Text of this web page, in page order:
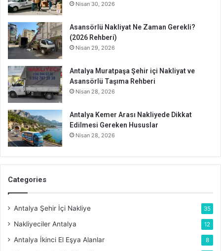
Nisan 30, 2026
Asansörlü Nakliyat Ne Zaman Gerekli?
(2026 Rehberi)
Nisan 29, 2026
Antalya Muratpaşa Şehir içi Nakliyat ve
Asansörlü Taşıma Rehberi
Nisan 28, 2026
Antalya Kemer Arası Nakliyede Dikkat
Edilmesi Gereken Hususlar
Nisan 28, 2026
Categories
Antalya Şehir İçi Nakliye 35
Nakliyeciler Antalya 12
Antalya İkinci El Eşya Alanlar 8